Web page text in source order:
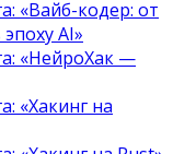
«Вайб-кодер: от
AI»
«НейроХак —
«Хакинг на